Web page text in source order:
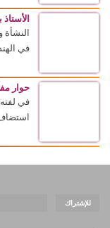
في
حوار
في
للإشتراك